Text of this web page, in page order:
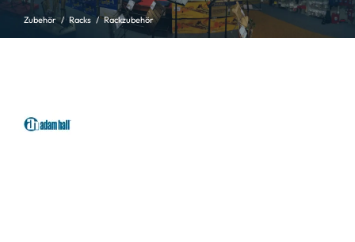
Zubehör Racks Rackzubehör